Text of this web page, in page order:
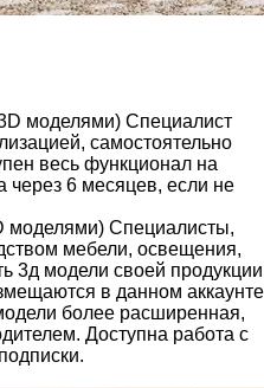
моделями) Специалист
самостоятельно
весь функционал на
через 6 месяцев, если не
моделями) Специалисты,
мебели, освещения,
3д модели своей продукции
в данном аккаунте
более расширенная,
Доступна работа с